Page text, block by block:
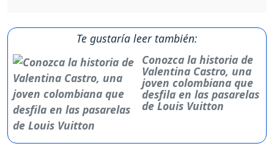
Te gustaría leer también:
Conozca la historia de
Valentina Castro, una
joven colombiana que
desfila en las pasarelas
de Louis Vuitton